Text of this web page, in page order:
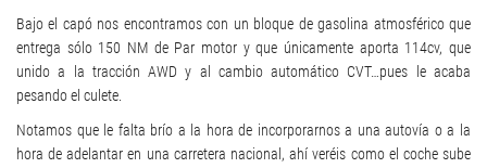
Bajo el capó nos encontramos con un bloque de gasolina atmosférico que
entrega sólo 150 NM de Par motor y que únicamente aporta 114cv, que
unido a la tracción AWD y al cambio automático CVT…pues le acaba
pesando el culete.
Notamos que le falta brío a la hora de incorporarnos a una autovía o a la
hora de adelantar en una carretera nacional, ahí veréis como el coche sube